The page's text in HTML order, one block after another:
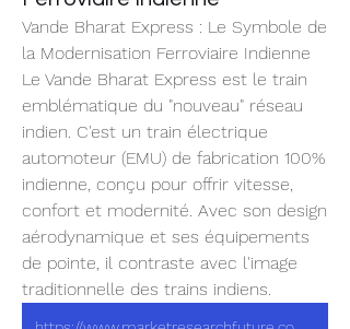
Vande Bharat Express : Le Symbole de
la Modernisation Ferroviaire Indienne
Le Vande Bharat Express est le train
emblématique du "nouveau" réseau
indien. C'est un train électrique
automoteur (EMU) de fabrication 100%
indienne, conçu pour offrir vitesse,
confort et modernité. Avec son design
aérodynamique et ses équipements
de pointe, il contraste avec l'image
traditionnelle des trains indiens.